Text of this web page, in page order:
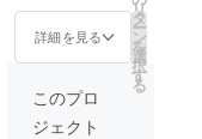
詳細を見る
リ
タ
ー
ン
を
選
択
す
る
このプロ
ジェクト